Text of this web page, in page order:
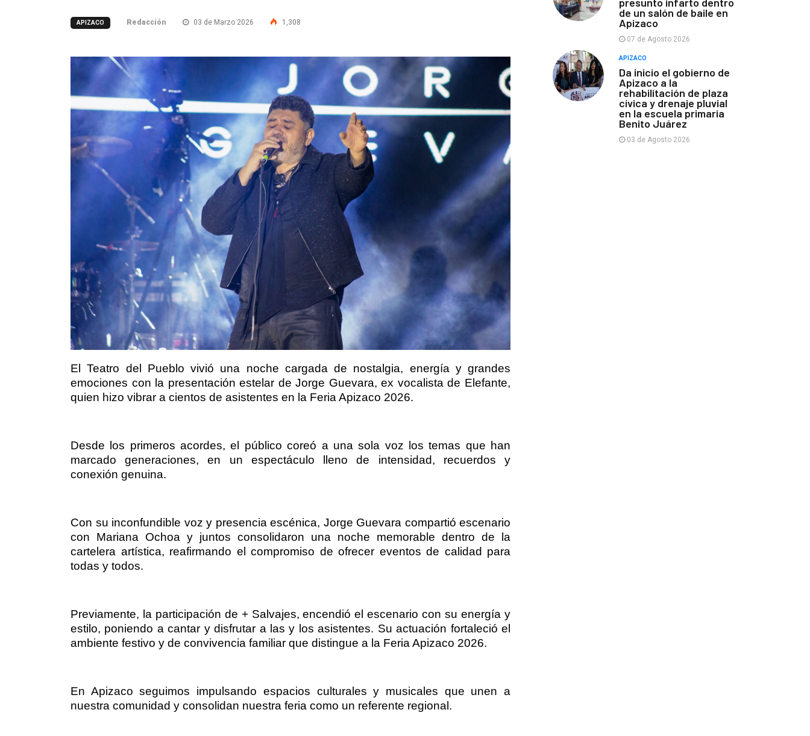
APIZACO Redacción 03 de Marzo 2026 1,308
El Teatro del Pueblo vivió una noche cargada de nostalgia, energía y grandes
emociones con la presentación estelar de Jorge Guevara, ex vocalista de Elefante,
quien hizo vibrar a cientos de asistentes en la Feria Apizaco 2026.
Desde los primeros acordes, el público coreó a una sola voz los temas que han
marcado generaciones, en un espectáculo lleno de intensidad, recuerdos y
conexión genuina.
Con su inconfundible voz y presencia escénica, Jorge Guevara compartió escenario
con Mariana Ochoa y juntos consolidaron una noche memorable dentro de la
cartelera artística, reafirmando el compromiso de ofrecer eventos de calidad para
todas y todos.
Previamente, la participación de + Salvajes, encendió el escenario con su energía y
estilo, poniendo a cantar y disfrutar a las y los asistentes. Su actuación fortaleció el
ambiente festivo y de convivencia familiar que distingue a la Feria Apizaco 2026.
En Apizaco seguimos impulsando espacios culturales y musicales que unen a
nuestra comunidad y consolidan nuestra feria como un referente regional.
de un salón de baile en
Apizaco
07 de Agosto 2026
APIZACO
Da inicio el gobierno de
Apizaco a la
rehabilitación de plaza
cívica y drenaje pluvial
en la escuela primaria
Benito Juárez
03 de Agosto 2026